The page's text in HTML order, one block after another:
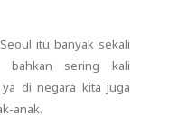
itu banyak sekali
bahkan sering kali
di negara kita juga
anak.